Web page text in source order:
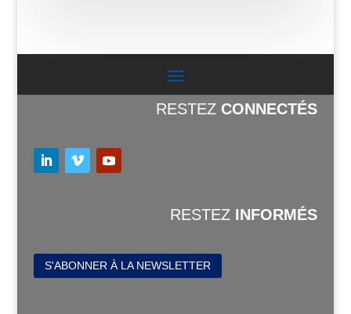
RESTEZ CONNECTÉS
RESTEZ INFORMÉS
S'ABONNER À LA NEWSLETTER